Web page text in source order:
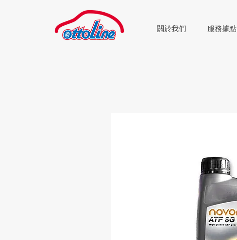
關於我們 服務據點